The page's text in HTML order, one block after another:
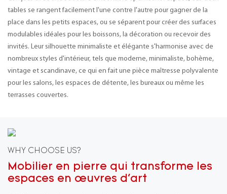
tables se rangent facilement l'une contre l'autre pour gagner de la
place dans les petits espaces, ou se séparent pour créer des surfaces
modulables idéales pour les boissons, la décoration ou recevoir des
invités. Leur silhouette minimaliste et élégante s'harmonise avec de
nombreux styles d'intérieur, tels que moderne, minimaliste, bohème,
vintage et scandinave, ce qui en fait une pièce maîtresse polyvalente
pour les salons, les espaces de détente, les bureaux ou même les
terrasses couvertes.
WHY CHOOSE US?
Mobilier en pierre qui transforme les
espaces en œuvres d'art